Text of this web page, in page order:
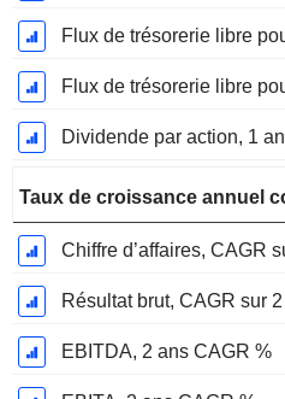
Dividende par action, 1
Taux de croissance annuel
Chiffre d’affaires, CAGR
Résultat brut, CAGR sur
EBITDA, 2 ans CAGR %